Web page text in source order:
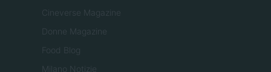
Cineverse Magazine
Donne Magazine
Food Blog
Milano Notizie